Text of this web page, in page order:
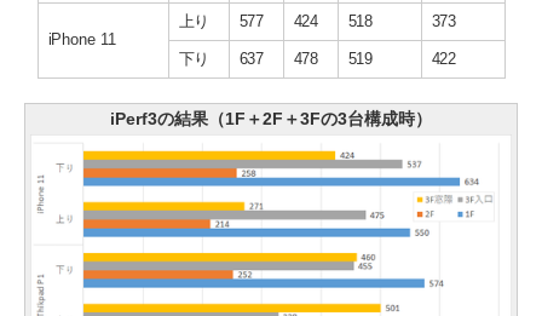
iPhone 11
上り 577 424 518 373
下り 637 478 519 422
iPerf3の結果（1F＋2F＋3Fの3台構成時）